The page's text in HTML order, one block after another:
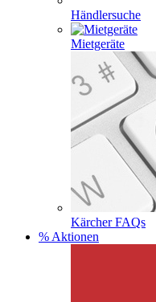
Händlersuche
Mietgeräte
Kärcher FAQs
% Aktionen